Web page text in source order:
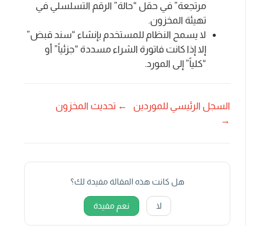
مرتجعة” في حقل “حالة” الرقم التسلسلي في
تهيئة المخزون.
لا يسمح النظام للمستخدم بإنشاء “سند قبض”
إلا إذا كانت فاتورة الشراء مسددة “جزئياً” أو
“كلياً” إلى المورد.
← تحديث المخزون
السجل الرئيسي للموردين
→
هل كانت هذه المقالة مفيدة لك؟
لا نعم مفيدة